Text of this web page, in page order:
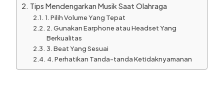
Tips Mendengarkan Musik Saat Olahraga
1. Pilih Volume Yang Tepat
2. Gunakan Earphone atau Headset Yang
Berkualitas
3. Beat Yang Sesuai
4. Perhatikan Tanda-tanda Ketidaknyamanan